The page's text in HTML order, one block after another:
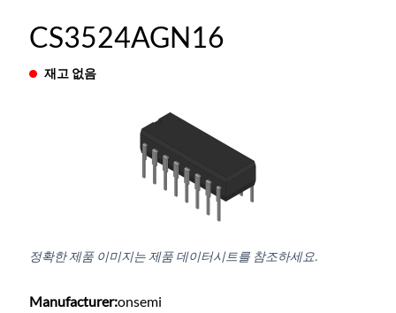
CS3524AGN16
재고 없음
정확한 제품 이미지는 제품 데이터시트를 참조하세요.
Manufacturer:onsemi